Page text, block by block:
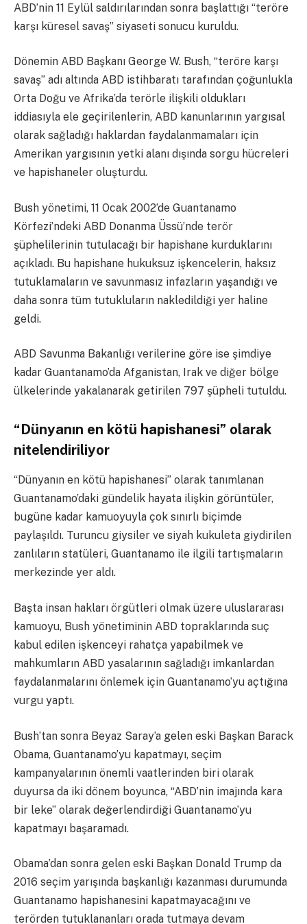
ABD’nin 11 Eylül saldırılarından sonra başlattığı “teröre
karşı küresel savaş” siyaseti sonucu kuruldu.
Dönemin ABD Başkanı George W. Bush, “teröre karşı
savaş” adı altında ABD istihbaratı tarafından çoğunlukla
Orta Doğu ve Afrika’da terörle ilişkili oldukları
iddiasıyla ele geçirilenlerin, ABD kanunlarının yargısal
olarak sağladığı haklardan faydalanmamaları için
Amerikan yargısının yetki alanı dışında sorgu hücreleri
ve hapishaneler oluşturdu.
Bush yönetimi, 11 Ocak 2002’de Guantanamo
Körfezi’ndeki ABD Donanma Üssü’nde terör
şüphelilerinin tutulacağı bir hapishane kurduklarını
açıkladı. Bu hapishane hukuksuz işkencelerin, haksız
tutuklamaların ve savunmasız infazların yaşandığı ve
daha sonra tüm tutukluların nakledildiği yer haline
geldi.
ABD Savunma Bakanlığı verilerine göre ise şimdiye
kadar Guantanamo’da Afganistan, Irak ve diğer bölge
ülkelerinde yakalanarak getirilen 797 şüpheli tutuldu.
“Dünyanın en kötü hapishanesi” olarak
nitelendiriliyor
“Dünyanın en kötü hapishanesi” olarak tanımlanan
Guantanamo’daki gündelik hayata ilişkin görüntüler,
bugüne kadar kamuoyuyla çok sınırlı biçimde
paylaşıldı. Turuncu giysiler ve siyah kukuleta giydirilen
zanlıların statüleri, Guantanamo ile ilgili tartışmaların
merkezinde yer aldı.
Başta insan hakları örgütleri olmak üzere uluslararası
kamuoyu, Bush yönetiminin ABD topraklarında suç
kabul edilen işkenceyi rahatça yapabilmek ve
mahkumların ABD yasalarının sağladığı imkanlardan
faydalanmalarını önlemek için Guantanamo’yu açtığına
vurgu yaptı.
Bush’tan sonra Beyaz Saray’a gelen eski Başkan Barack
Obama, Guantanamo’yu kapatmayı, seçim
kampanyalarının önemli vaatlerinden biri olarak
duyursa da iki dönem boyunca, “ABD’nin imajında kara
bir leke” olarak değerlendirdiği Guantanamo’yu
kapatmayı başaramadı.
Obama’dan sonra gelen eski Başkan Donald Trump da
2016 seçim yarışında başkanlığı kazanması durumunda
Guantanamo hapishanesini kapatmayacağını ve
terörden tutuklananları orada tutmaya devam